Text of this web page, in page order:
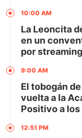
10:00 AM
La Leoncita
en un
por streaming
9:00 AM
El tobogán
vuelta a la
Positivo a
12:51 PM